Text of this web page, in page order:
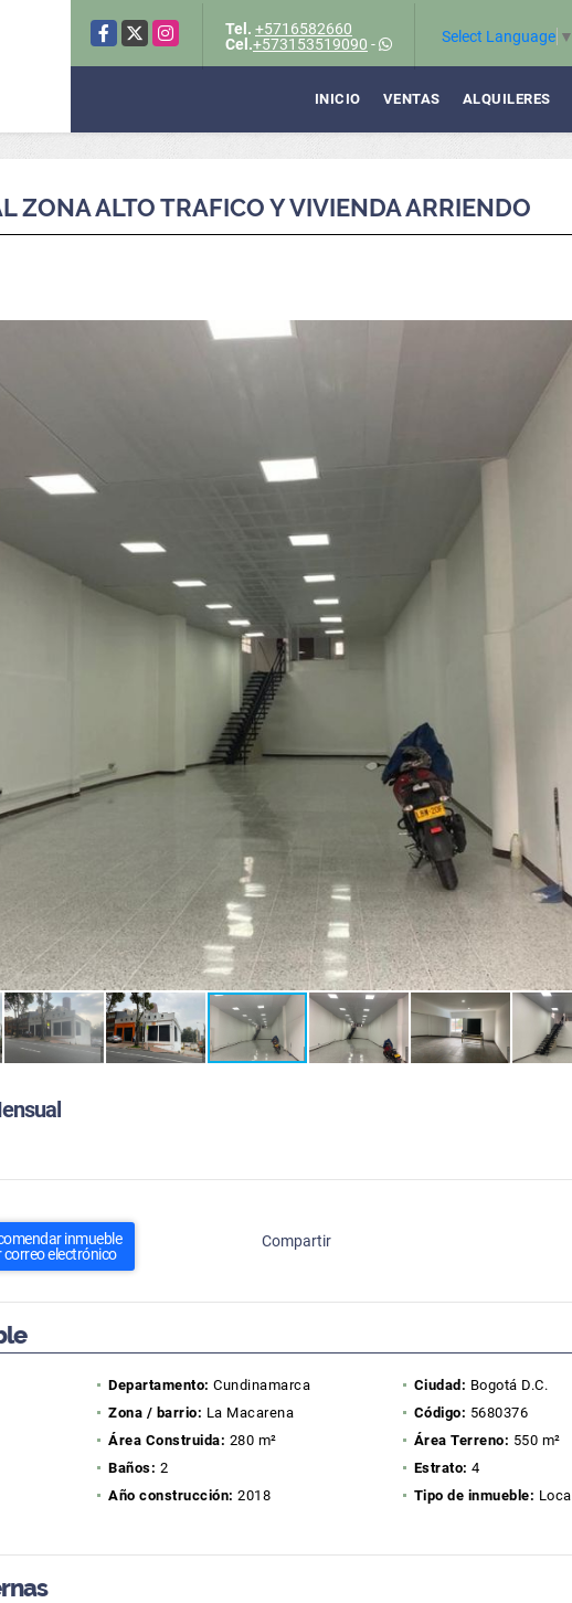
Facebook
X Instagram Tel. +5716582660
Cel.+573153519090 - Select Language ▼
INICIO VENTAS ALQUILERES
ZONA ALTO TRAFICO Y VIVIENDA ARRIENDO
inmueble
correo electrónico
Compartir
Departamento: Cundinamarca Ciudad: Bogotá D.C.
Zona / barrio: La Macarena Código: 5680376
Área Construida: 280 m² Área Terreno: 550 m²
Baños: 2 Estrato: 4
Año construcción: 2018 Tipo de inmueble: Local